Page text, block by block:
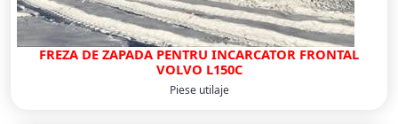
FREZA DE ZAPADA PENTRU INCARCATOR FRONTAL
VOLVO L150C
Piese utilaje